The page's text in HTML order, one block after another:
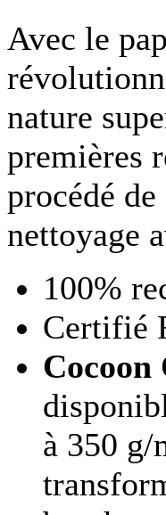
Avec le
nature
premières
procédé
nettoyage
100%
Certifié
Cocoon
à 350 g/